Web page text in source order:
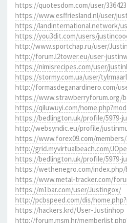
https://quotesdom.com/user/336423
https://www.esffriesland.nl/user/
https://landinternational.network/
https://you3dit.com/users/
http://www.sportchap.ru/user/
http://forum.l2tower.eu/user-
https://nimisrecipes.com/user/
https://stormy.com.ua/user/
http://formasdeganardinero.com/
https://www.strawberryforum.org/
https://qiluwuyi.com/
https://bedlington.uk/profile/5979-
http://websyndic.eu/profile/
https://www.forex09.com/
http://grid.myvirtualbeach.com/
https://bedlington.uk/profile/5979-
https://wethenegro.com/index.php/
https://www.metal-tracker.com/
https://m1bar.com/user/Justingox/
http://pcbspeed.com/dis/
https://hackers.krd/User-Justinhop
http://forum.msm.hr/